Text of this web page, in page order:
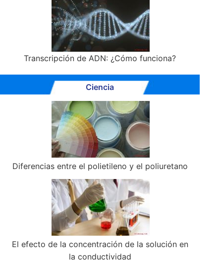
Transcripción de ADN: ¿Cómo funciona?
Ciencia
Diferencias entre el polietileno y el poliuretano
El efecto de la concentración de la solución en
la conductividad